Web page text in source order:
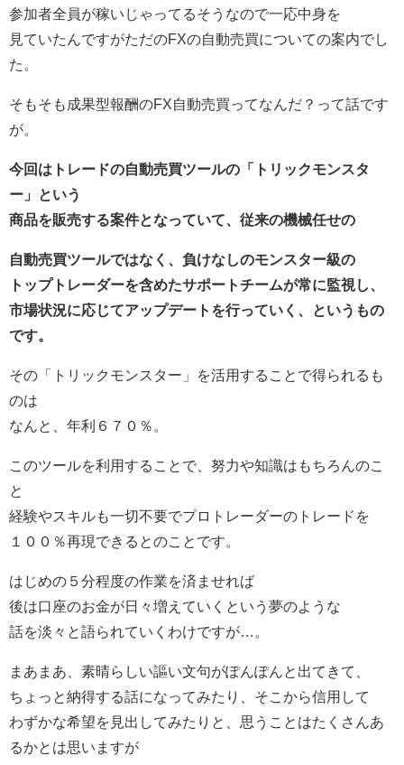
参加者全員が稼いじゃってるそうなので一応中身を
見ていたんですがただのFXの自動売買についての案内でし
た。
そもそも成果型報酬のFX自動売買ってなんだ？って話です
が。
今回はトレードの自動売買ツールの「トリックモンスタ
ー」という
商品を販売する案件となっていて、従来の機械任せの
自動売買ツールではなく、負けなしのモンスター級の
トップトレーダーを含めたサポートチームが常に監視し、
市場状況に応じてアップデートを行っていく、というもの
です。
その「トリックモンスター」を活用することで得られるも
のは
なんと、年利６７０％。
このツールを利用することで、努力や知識はもちろんのこ
と
経験やスキルも一切不要でプロトレーダーのトレードを
１００％再現できるとのことです。
はじめの５分程度の作業を済ませれば
後は口座のお金が日々増えていくという夢のような
話を淡々と語られていくわけですが…。
まあまあ、素晴らしい謳い文句がぽんぽんと出てきて、
ちょっと納得する話になってみたり、そこから信用して
わずかな希望を見出してみたりと、思うことはたくさんあ
るかとは思いますが